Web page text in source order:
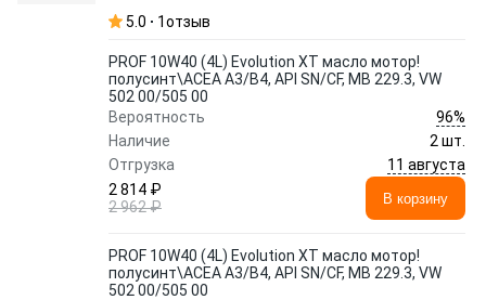
5.0 1отзыв
PROF 10W40 (4L) Evolution XT масло мотор!
полусинт\ACEA A3/B4, API SN/CF, MB 229.3, VW
502 00/505 00
Вероятность
96%
Наличие
2 шт.
Отгрузка
11 августа
2 814 ₽
2 962 ₽
В корзину
PROF 10W40 (4L) Evolution XT масло мотор!
полусинт\ACEA A3/B4, API SN/CF, MB 229.3, VW
502 00/505 00